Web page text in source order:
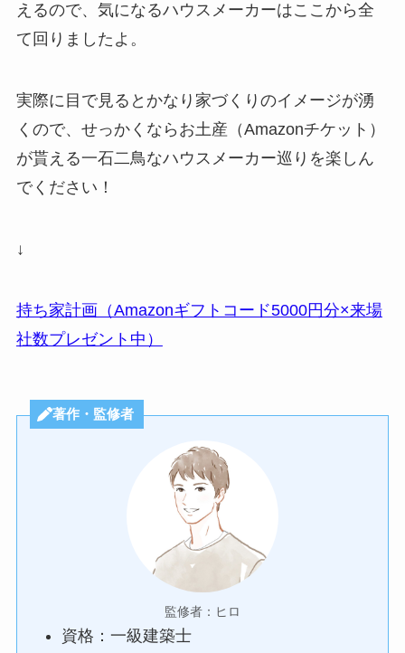
えるので、気になるハウスメーカーはここから全
て回りましたよ。
実際に目で見るとかなり家づくりのイメージが湧
くので、せっかくならお土産（Amazonチケット）
が貰える一石二鳥なハウスメーカー巡りを楽しん
でください！
↓
持ち家計画（Amazonギフトコード5000円分×来場
社数プレゼント中）
著作・監修者
監修者：ヒロ
資格：一級建築士